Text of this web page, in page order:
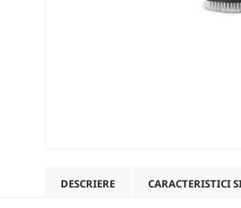
DESCRIERE CARACTERISTICI